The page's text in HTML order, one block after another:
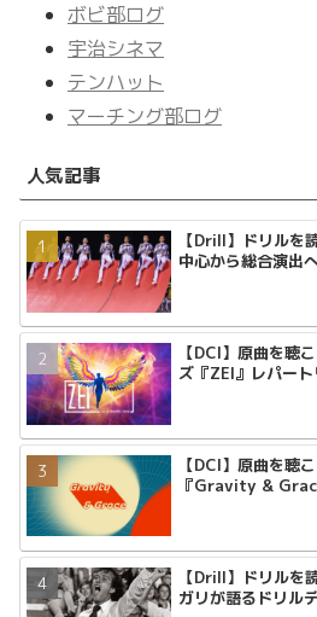
ボビ部ログ
宇治シネマ
テンハット
マーチング部ログ
人気記事
【Drill】ドリルを
中心から総合演出
【DCI】原曲を聴
ズ『ZEI』レパート
【DCI】原曲を聴
『Gravity &
【Drill】ドリルを
ガリが語るドリル